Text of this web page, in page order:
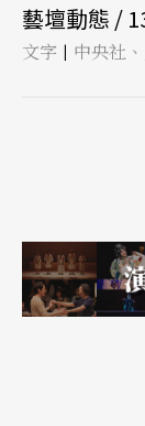
藝壇動態 /
文字 | 中央社